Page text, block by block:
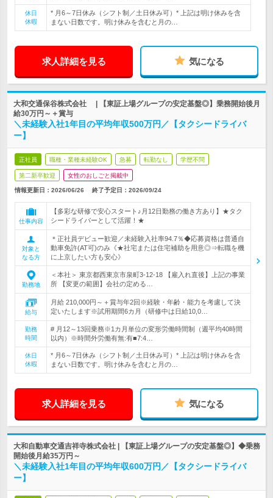
休日
休暇
* 月6～7日休み（シフト制／土日休み可）* 上記は明け休みを含
まない日数です。明け休みを含むと月の…
求人詳細を見る 気になる
大和交通保谷株式会社 | 【東証上場グループの安定基盤◎】乗務開始後月
給30万円～＋賞与
＼未経験入社1年目の平均年収500万円／【タクシードライバ
ー】
正社員 職種・業種未経験OK 急募 転勤なし 学歴不問
第二新卒歓迎 女性のおしごと掲載中
情報更新日：2026/06/26 終了予定日： 2026/09/24
仕事内容
【多彩な研修で安心スタート♪月12日勤務の働き方あり】★タク
シードライバーとして活躍！★
対象と
なる方
＊正社員デビュー歓迎／未経験入社率94.7％◆応募資格は普通自
動車免許(AT可)のみ《★社宅または住宅補助を用意◎⇒転職を機
に上京したい方も安心》
勤務地
＜本社＞ 東京都西東京市泉町3-12-18 【雇入れ直後】上記の事業
所 【変更の範囲】会社の定める…
給与
月給 210,000円～＋賞与年2回※経験・年齢・能力を考慮して決
定いたします※試用期間6カ月（研修中は日給10,0…
勤務
時間
# 月12～13回乗務※1カ月単位の変形労働時間制（週平均40時間
以内）※時間外労働有無:有■7:4…
休日
休暇
* 月6～7日休み（シフト制／土日休み可）* 上記は明け休みを含
まない日数です。明け休みを含むと月の…
求人詳細を見る 気になる
大和自動車交通吉祥寺株式会社 | 【東証上場グループの安定基盤◎】◆乗務
開始後月給35万円～
＼未経験入社1年目の平均年収600万円／【タクシードライバ
ー】